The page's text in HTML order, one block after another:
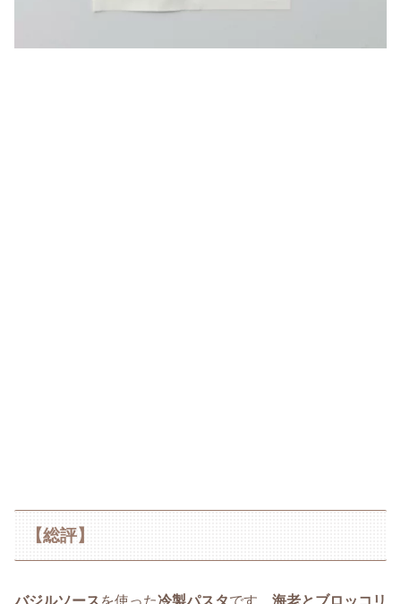
【総評】
バジルソース を使った冷製パスタです。 海老とブロッコリ